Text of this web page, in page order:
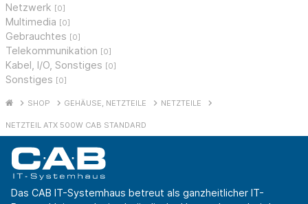
Netzwerk [0]
Multimedia [0]
Gebrauchtes [0]
Telekommunikation [0]
Kabel, I/O, Sonstiges [0]
Sonstiges [0]
SHOP GEHÄUSE, NETZTEILE NETZTEILE
NETZTEIL ATX 500W CAB STANDARD
Das CAB IT-Systemhaus betreut als ganzheitlicher IT-